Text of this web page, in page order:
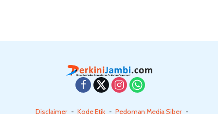
Disclaimer Kode Etik Pedoman Media Siber